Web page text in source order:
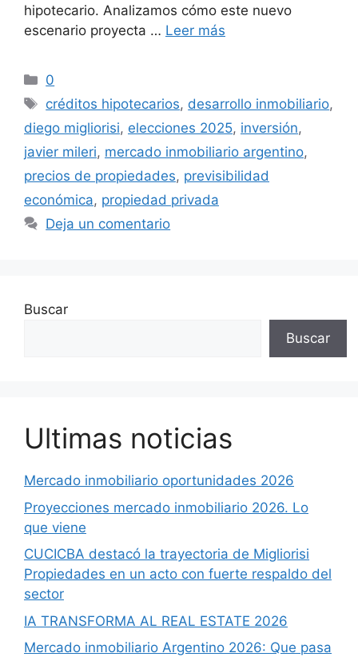
hipotecario. Analizamos cómo este nuevo
escenario proyecta … Leer más
Categorías
0
Etiquetas
créditos hipotecarios, desarrollo inmobiliario,
diego migliorisi, elecciones 2025, inversión,
javier mileri, mercado inmobiliario argentino,
precios de propiedades, previsibilidad
económica, propiedad privada
Deja un comentario
Buscar
Buscar
Ultimas noticias
Mercado inmobiliario oportunidades 2026
Proyecciones mercado inmobiliario 2026. Lo
que viene
CUCICBA destacó la trayectoria de Migliorisi
Propiedades en un acto con fuerte respaldo del
sector
IA TRANSFORMA AL REAL ESTATE 2026
Mercado inmobiliario Argentino 2026: Que pasa